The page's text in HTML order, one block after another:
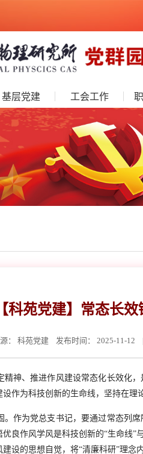
基层党建 工会工作
【科苑党建】常态长
： 科苑党建 发布时间： 2025-11-12
神、推进作风建设常态化长效化
作为科技创新的生命线，坚持在理
作为党总支书记，要通过常态列
良作风学风是科技创新的“生命线
设的思想自觉，将“清廉科研”理念